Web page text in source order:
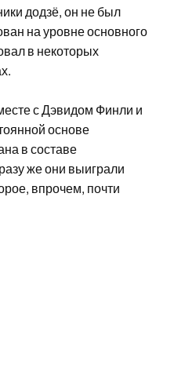
додзё, он не был
на уровне основного
в некоторых
с Дэвидом Финли и
основе
в составе
же они выиграли
впрочем, почти